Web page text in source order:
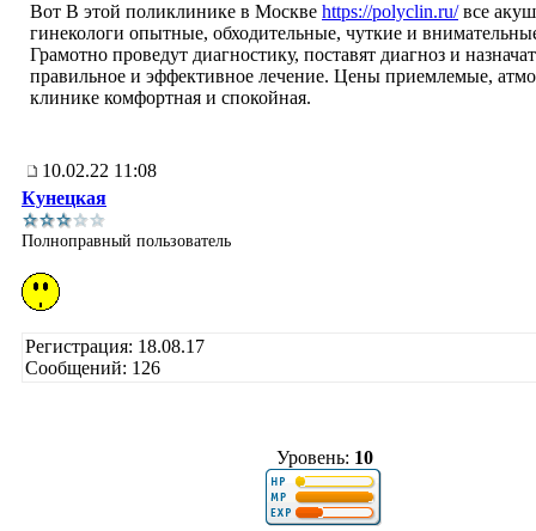
Вот В этой поликлинике в Москве https://polyclin.ru/все
гинекологи опытные, обходительные, чуткие и
Грамотно проведут диагностику, поставят диагноз и назначат
правильное и эффективное лечение. Цены приемлемые,
клинике комфортная и спокойная.
10.02.22 11:08
Кунецкая
Полноправный пользователь
Регистрация: 18.08.17
Сообщений: 126
Уровень: 10